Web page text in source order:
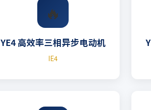
🔥
YE4 高效率三相异步电动机
IE4